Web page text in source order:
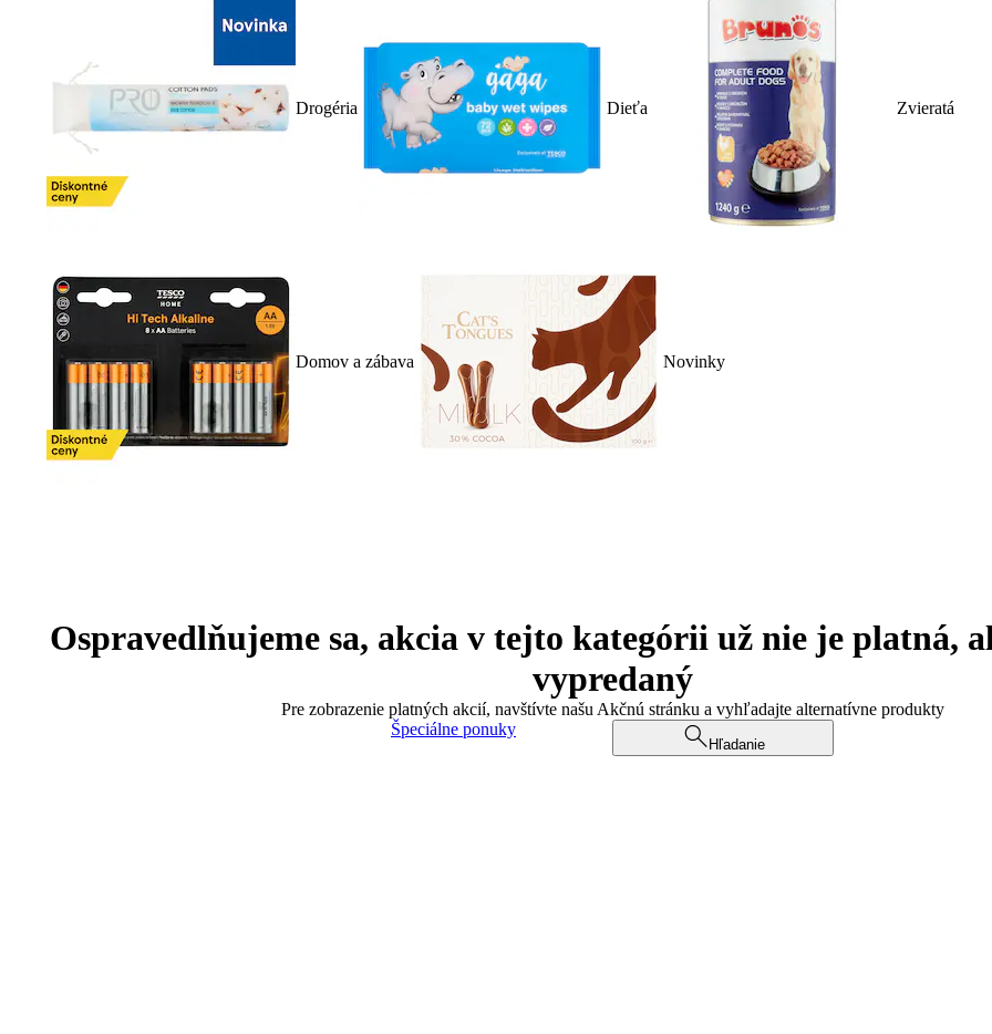
Drogéria Dieťa Zvieratá
Domov a zábava Novinky
Ospravedlňujeme sa, akcia v tejto kategórii už nie je platná,
vypredaný
Pre zobrazenie platných akcií, navštívte našu Akčnú stránku a vyhľadajte alternatívne produkty
Špeciálne ponuky
Hľadanie